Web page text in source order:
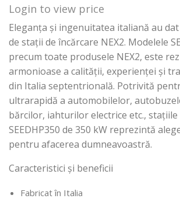
Login to view price
Eleganța și ingenuitatea italiană au
de stații de încărcare NEX2. Modelele
precum toate produsele NEX2, este
armonioase a calității, experienței și
din Italia septentrională. Potrivită
ultrarapidă a automobilelor,
bărcilor, iahturilor electrice etc., stațiile
SEEDHP350 de 350 kW reprezintă
pentru afacerea dumneavoastră.
Caracteristici și beneficii
Fabricat în Italia